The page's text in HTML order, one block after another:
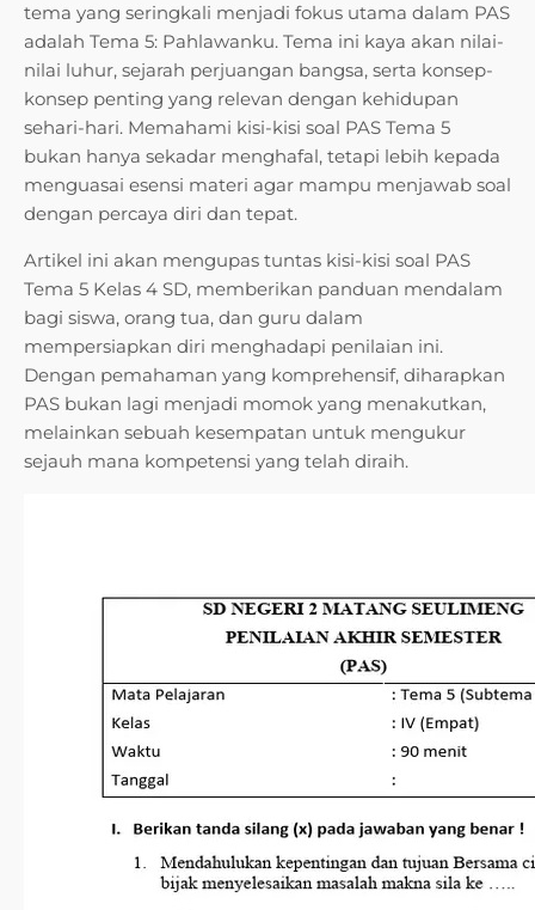
tema yang seringkali menjadi fokus utama dalam PAS
adalah Tema 5: Pahlawanku. Tema ini kaya akan nilai-
nilai luhur, sejarah perjuangan bangsa, serta konsep-
konsep penting yang relevan dengan kehidupan
sehari-hari. Memahami kisi-kisi soal PAS Tema 5
bukan hanya sekadar menghafal, tetapi lebih kepada
menguasai esensi materi agar mampu menjawab soal
dengan percaya diri dan tepat.
Artikel ini akan mengupas tuntas kisi-kisi soal PAS
Tema 5 Kelas 4 SD, memberikan panduan mendalam
bagi siswa, orang tua, dan guru dalam
mempersiapkan diri menghadapi penilaian ini.
Dengan pemahaman yang komprehensif, diharapkan
PAS bukan lagi menjadi momok yang menakutkan,
melainkan sebuah kesempatan untuk mengukur
sejauh mana kompetensi yang telah diraih.